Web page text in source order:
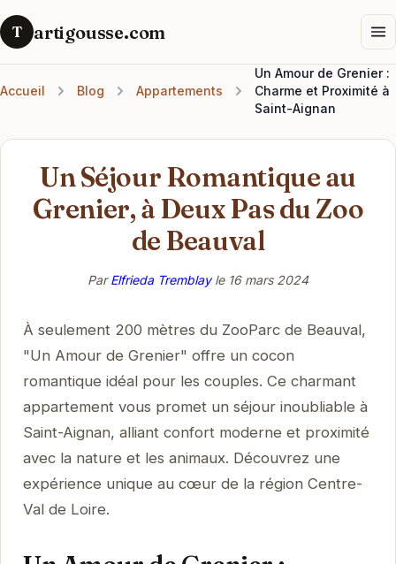
T artigousse.com
Accueil Blog Appartements
Un Amour de Grenier :
Charme et Proximité à
Saint-Aignan
Un Séjour Romantique au
Grenier, à Deux Pas du Zoo
de Beauval
ParElfrieda Tremblayle 16 mars 2024
À seulement 200 mètres du ZooParc de Beauval,
"Un Amour de Grenier" offre un cocon
romantique idéal pour les couples. Ce charmant
appartement vous promet un séjour inoubliable à
Saint-Aignan, alliant confort moderne et proximité
avec la nature et les animaux. Découvrez une
expérience unique au cœur de la région Centre-
Val de Loire.